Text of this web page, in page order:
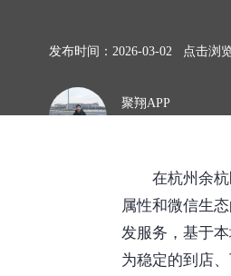
发布时间：2026-03-02 点击浏
聚翔APP
在杭州余
属性和微信生
发服务，基于
为稳定的到店、